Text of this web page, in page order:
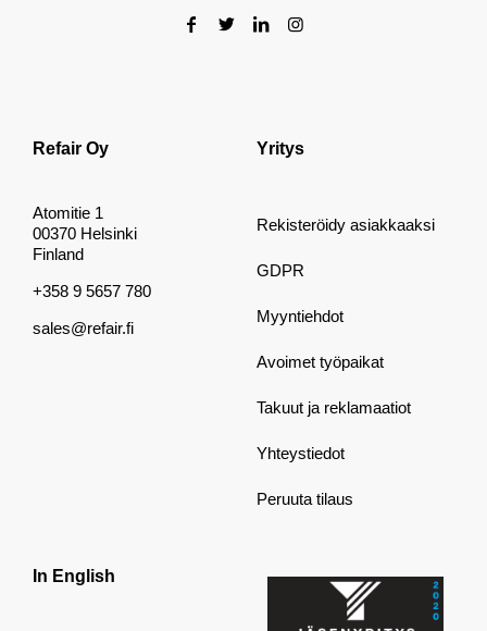
Refair Oy
Atomitie 1
00370 Helsinki
Finland
+358 9 5657 780
sales@refair.fi
Yritys
Rekisteröidy asiakkaaksi
GDPR
Myyntiehdot
Avoimet työpaikat
Takuut ja reklamaatiot
Yhteystiedot
Peruuta tilaus
In English